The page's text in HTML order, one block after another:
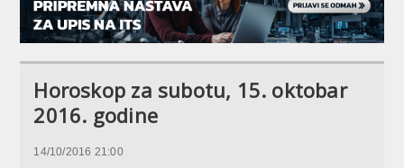
Horoskop za subotu, 15. oktobar
2016. godine
14/10/2016 21:00